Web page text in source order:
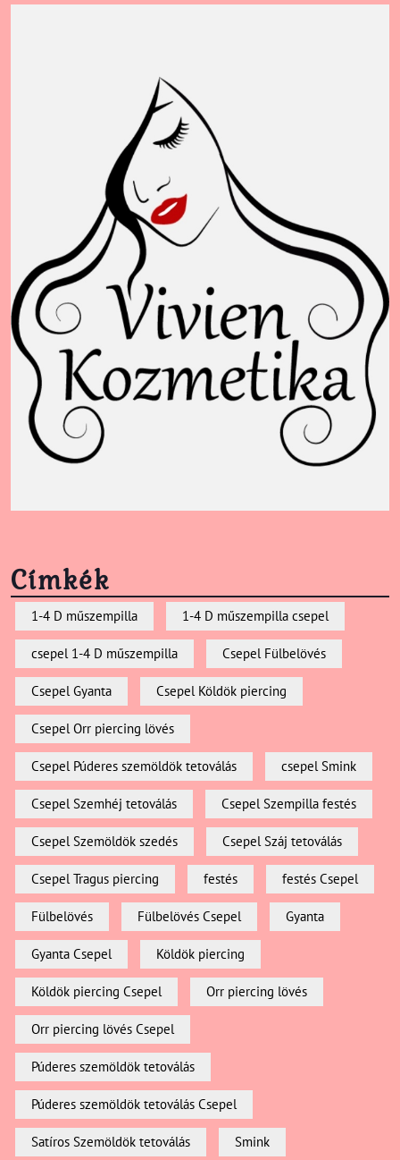
Címkék
1-4 D műszempilla 1-4 D műszempilla csepel
csepel 1-4 D műszempilla Csepel Fülbelövés
Csepel Gyanta Csepel Köldök piercing
Csepel Orr piercing lövés
Csepel Púderes szemöldök tetoválás csepel Smink
Csepel Szemhéj tetoválás Csepel Szempilla festés
Csepel Szemöldök szedés Csepel Száj tetoválás
Csepel Tragus piercing festés festés Csepel
Fülbelövés Fülbelövés Csepel Gyanta
Gyanta Csepel Köldök piercing
Köldök piercing Csepel Orr piercing lövés
Orr piercing lövés Csepel
Púderes szemöldök tetoválás
Púderes szemöldök tetoválás Csepel
Satíros Szemöldök tetoválás Smink